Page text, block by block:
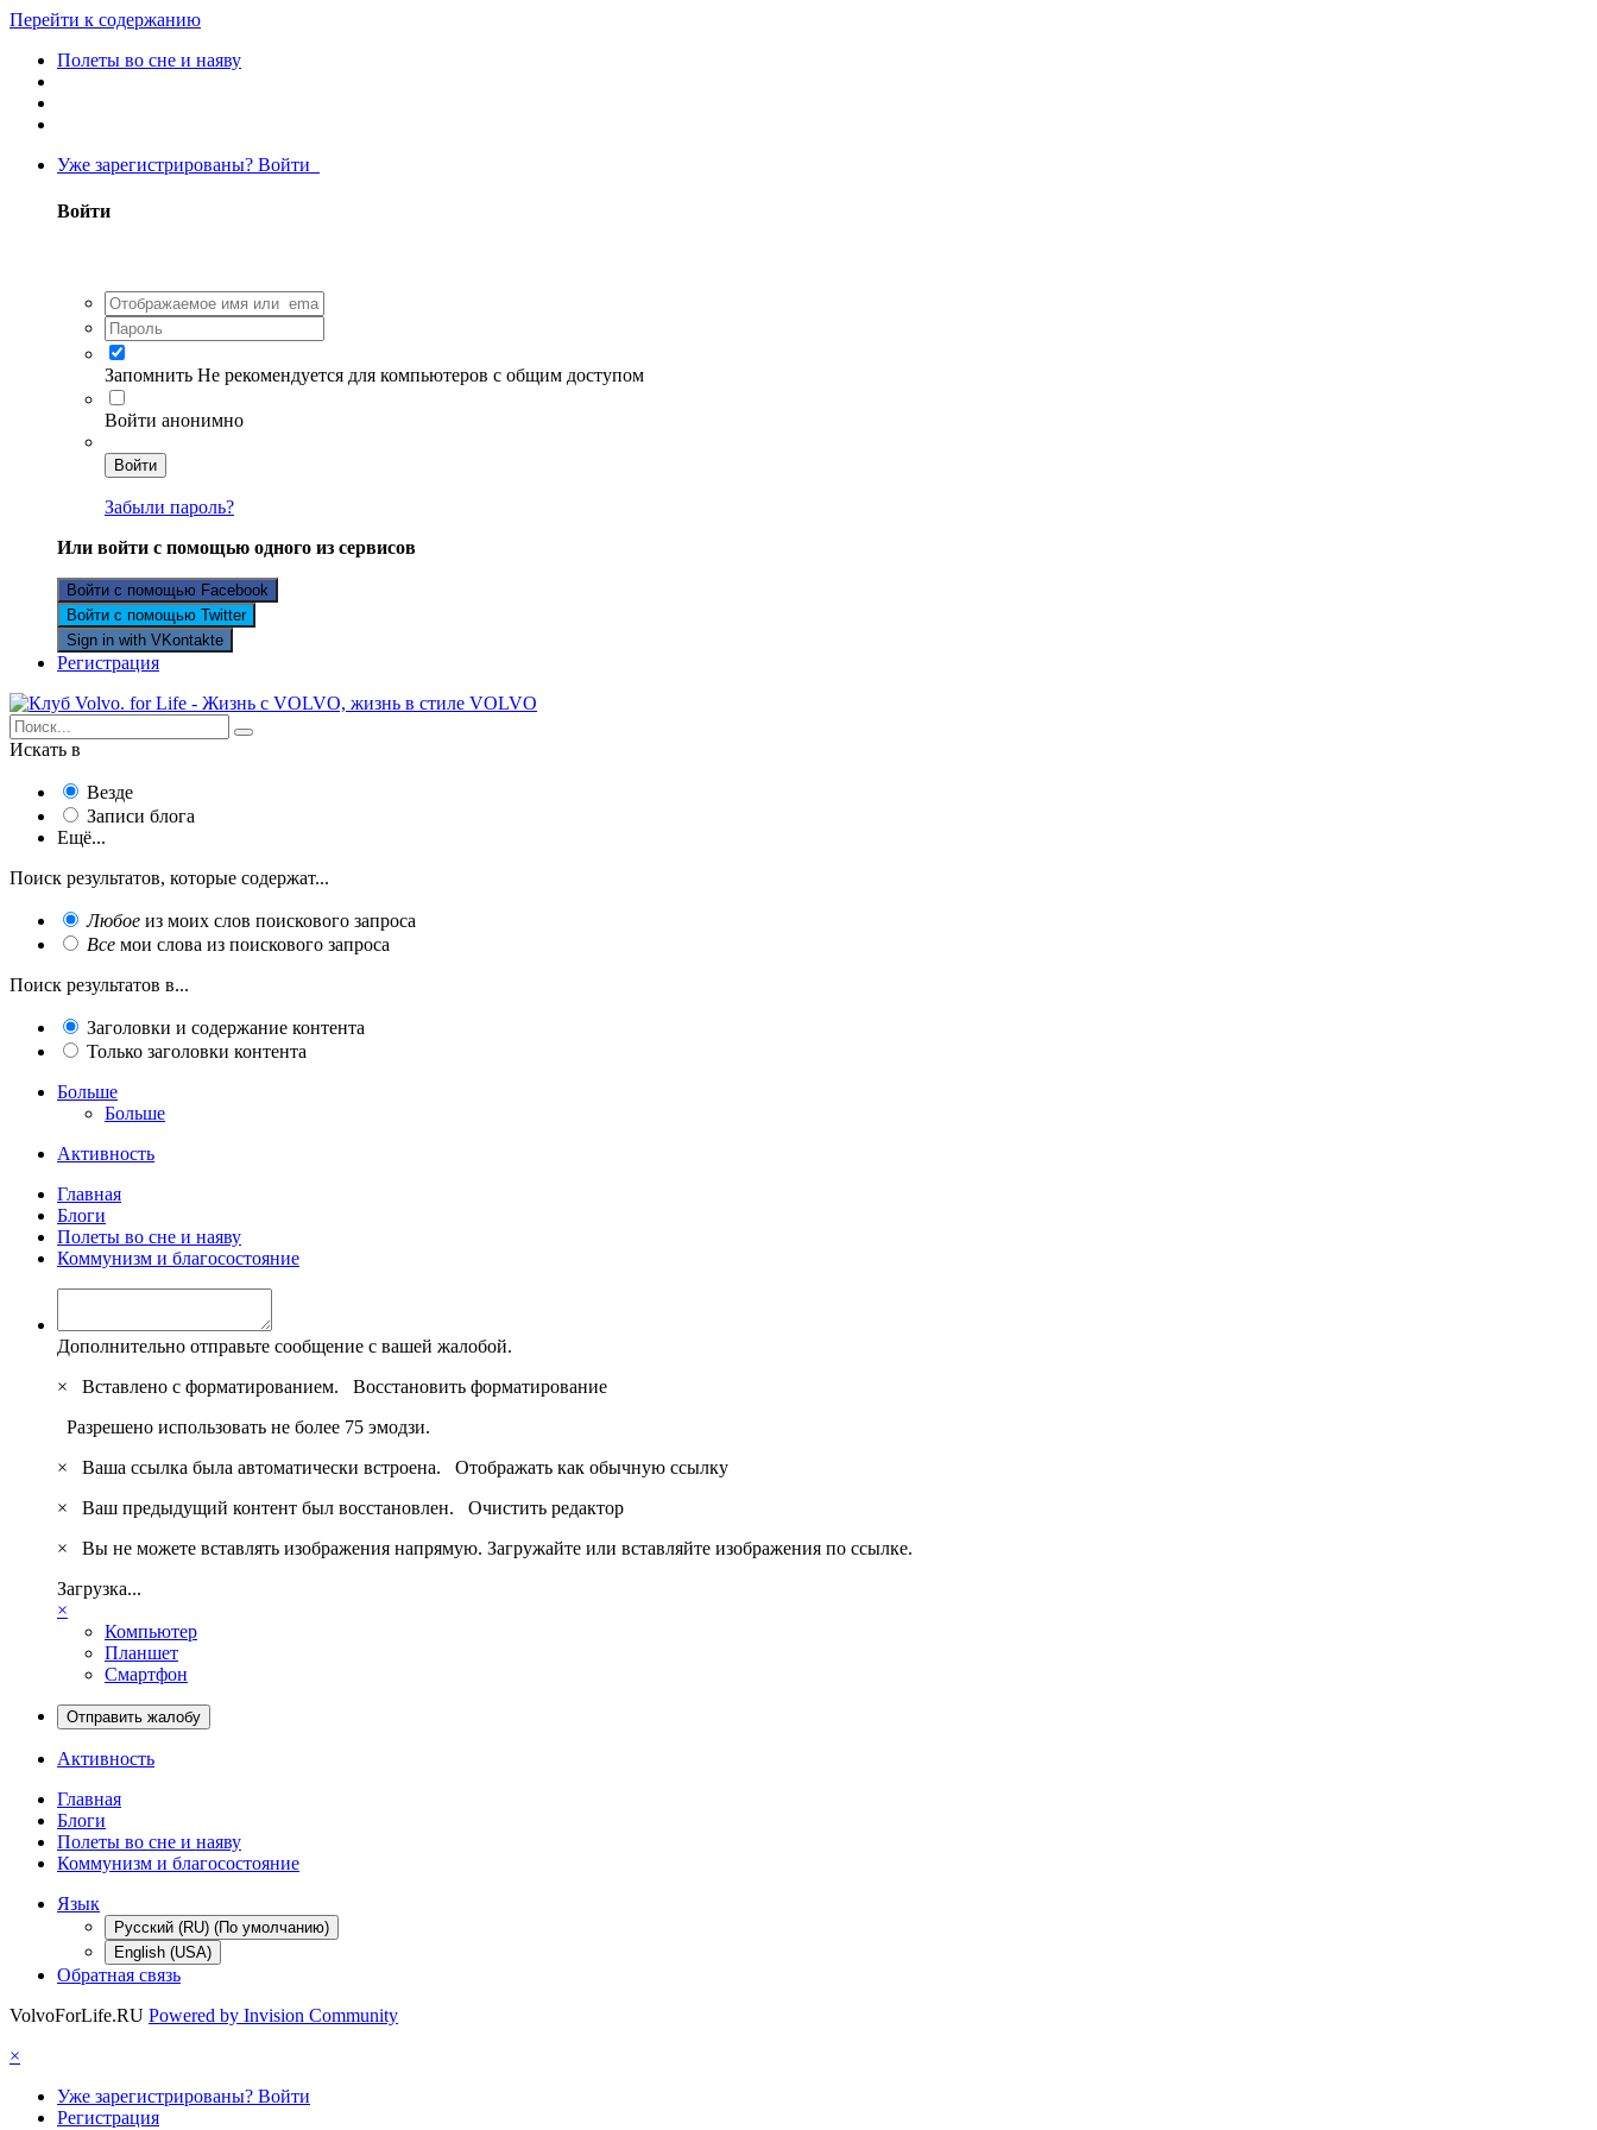
Перейти к содержанию
Полеты во сне и наяву
Уже зарегистрированы? Войти
Войти
Запомнить Не рекомендуется для компьютеров с общим доступом
Войти анонимно
Войти
Забыли пароль?
Или войти с помощью одного из сервисов
Войти с помощью Facebook
Войти с помощью Twitter
Sign in with VKontakte
Регистрация
Искать в
Везде
Записи блога
Ещё...
Поиск результатов, которые содержат...
Любое из моих слов поискового запроса
Все мои слова из поискового запроса
Поиск результатов в...
Заголовки и содержание контента
Только заголовки контента
Больше
Больше
Активность
Главная
Блоги
Полеты во сне и наяву
Коммунизм и благосостояние
Дополнительно отправьте сообщение с вашей жалобой.
×
Вставлено с форматированием. Восстановить форматирование
Разрешено использовать не более 75 эмодзи.
×
Ваша ссылка была автоматически встроена. Отображать как обычную ссылку
×
Ваш предыдущий контент был восстановлен. Очистить редактор
×
Вы не можете вставлять изображения напрямую. Загружайте или вставляйте изображения по ссылке.
Загрузка...
×
Компьютер
Планшет
Смартфон
Отправить жалобу
Активность
Главная
Блоги
Полеты во сне и наяву
Коммунизм и благосостояние
Язык
Русский (RU) (По умолчанию)
English (USA)
Обратная связь
VolvoForLife.RU Powered by Invision Community
×
Уже зарегистрированы? Войти
Регистрация